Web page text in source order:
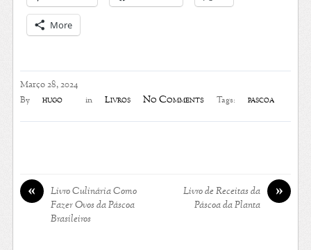
Março 28, 2024
By hugo in Livros No Comments Tags: páscoa
More
«
Livro Culinária Como
Fazer Ovos da Páscoa
Brasileiros
»
Livro de Receitas da
Páscoa da Planta